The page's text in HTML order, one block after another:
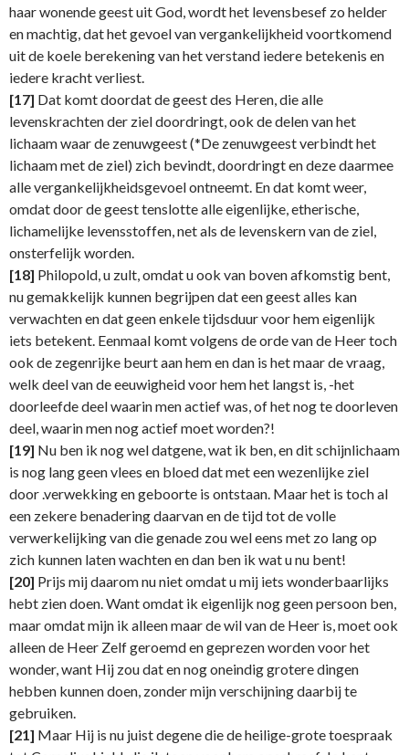
haar wonende geest uit God, wordt het levensbesef zo helder
en machtig, dat het gevoel van vergankelijkheid voortkomend
uit de koele berekening van het verstand iedere betekenis en
iedere kracht verliest.
[17] Dat komt doordat de geest des Heren, die alle
levenskrachten der ziel doordringt, ook de delen van het
lichaam waar de zenuwgeest (*De zenuwgeest verbindt het
lichaam met de ziel) zich bevindt, doordringt en deze daarmee
alle vergankelijkheidsgevoel ontneemt. En dat komt weer,
omdat door de geest tenslotte alle eigenlijke, etherische,
lichamelijke levensstoffen, net als de levenskern van de ziel,
onsterfelijk worden.
[18] Philopold, u zult, omdat u ook van boven afkomstig bent,
nu gemakkelijk kunnen begrijpen dat een geest alles kan
verwachten en dat geen enkele tijdsduur voor hem eigenlijk
iets betekent. Eenmaal komt volgens de orde van de Heer toch
ook de zegenrijke beurt aan hem en dan is het maar de vraag,
welk deel van de eeuwigheid voor hem het langst is, -het
doorleefde deel waarin men actief was, of het nog te doorleven
deel, waarin men nog actief moet worden?!
[19] Nu ben ik nog wel datgene, wat ik ben, en dit schijnlichaam
is nog lang geen vlees en bloed dat met een wezenlijke ziel
door .verwekking en geboorte is ontstaan. Maar het is toch al
een zekere benadering daarvan en de tijd tot de volle
verwerkelijking van die genade zou wel eens met zo lang op
zich kunnen laten wachten en dan ben ik wat u nu bent!
[20] Prijs mij daarom nu niet omdat u mij iets wonderbaarlijks
hebt zien doen. Want omdat ik eigenlijk nog geen persoon ben,
maar omdat mijn ik alleen maar de wil van de Heer is, moet ook
alleen de Heer Zelf geroemd en geprezen worden voor het
wonder, want Hij zou dat en nog oneindig grotere dingen
hebben kunnen doen, zonder mijn verschijning daarbij te
gebruiken.
[21] Maar Hij is nu juist degene die de heilige-grote toespraak